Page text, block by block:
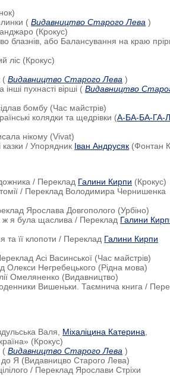
( Видавництво Старого Лева )
(Крокус)
блазнів, або Балансування на краю
ліс (Крокус)
( Видавництво Старого Лева )
інші пухнасті вірші ( Видавництво
бомбу (Час майстрів)
колядки та щедрівки (А-БА-БА-ГА-
нікому (Vivat)
казки / Упорядник Іван Андрусяк (Фонтан
/ Переклад Галини Кирпи (Крокус)
/ Переклад Володимира Чернишенка
Ярослава Довгополого (Урбіно)
ж я була щаслива / Переклад Галини
та її клопоти / Переклад Галини Кирпи
Асі Васинської (Час майстрів)
Олекси Негребецького (Рідна мова)
Омеляненко (Видавництво)
Вишеньки. Таємнича книга /
Валя, Міхаліцина Катерина
(Крокус)
( Видавництво Старого Лева )
Я (Видавницво Старого Лева)
/ Переклад Ярослави Стріхи